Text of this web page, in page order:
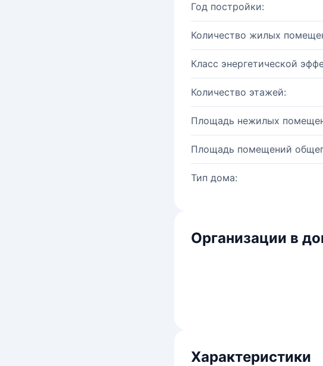
Год постройки:
Количество жилых
Класс энергетической
Количество этажей:
Площадь нежилых
Площадь помещений
Тип дома:
Организации в
Характеристики